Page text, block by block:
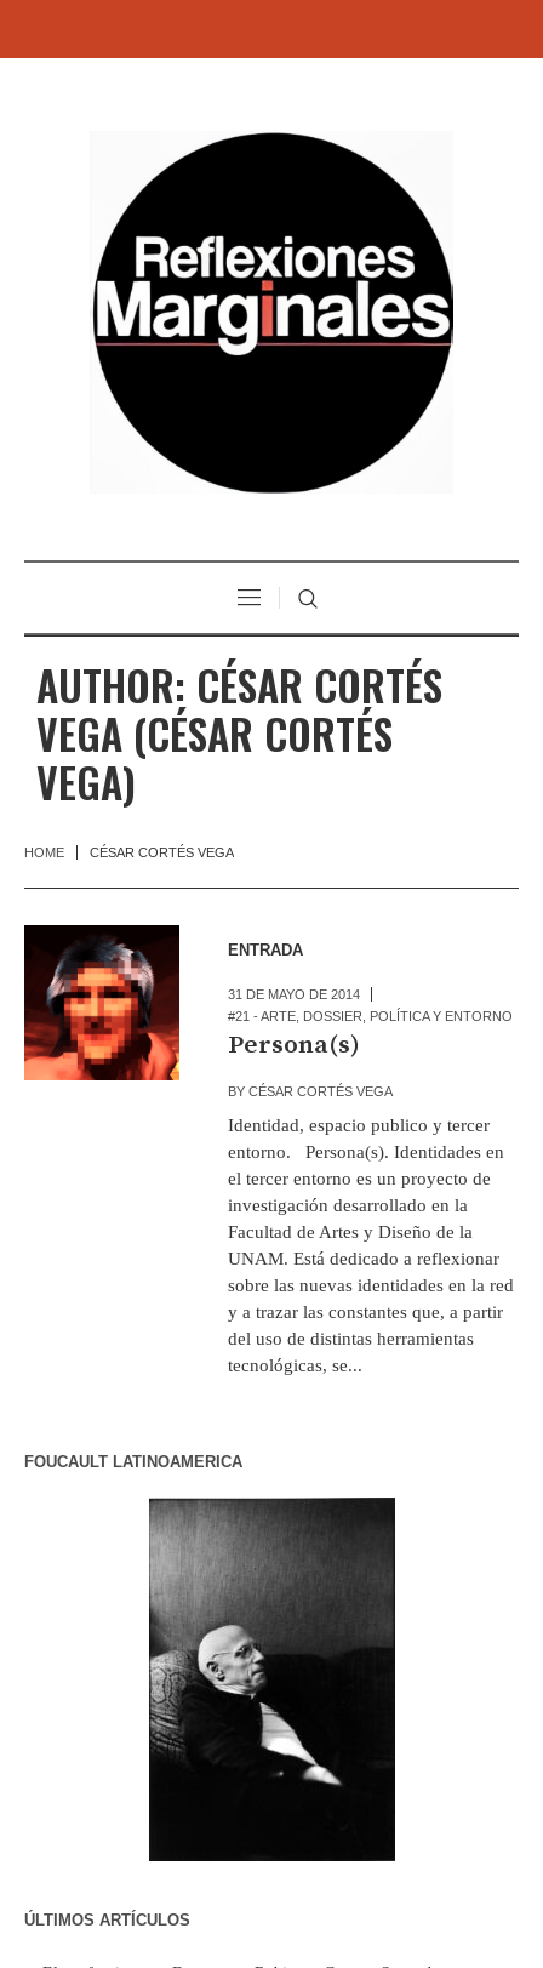
AUTHOR: CÉSAR CORTÉS
VEGA (CÉSAR CORTÉS
VEGA)
HOME CÉSAR CORTÉS VEGA
ENTRADA
31 DE MAYO DE 2014
#21 - ARTE DOSSIER POLÍTICA Y ENTORNO
Persona(s)
BYCÉSAR CORTÉS VEGA
Identidad, espacio publico y tercer
entorno. Persona(s). Identidades en
el tercer entorno es un proyecto de
investigación desarrollado en la
Facultad de Artes y Diseño de la
UNAM. Está dedicado a reflexionar
sobre las nuevas identidades en la red
y a trazar las constantes que, a partir
del uso de distintas herramientas
tecnológicas, se...
FOUCAULT LATINOAMERICA
ÚLTIMOS ARTÍCULOS